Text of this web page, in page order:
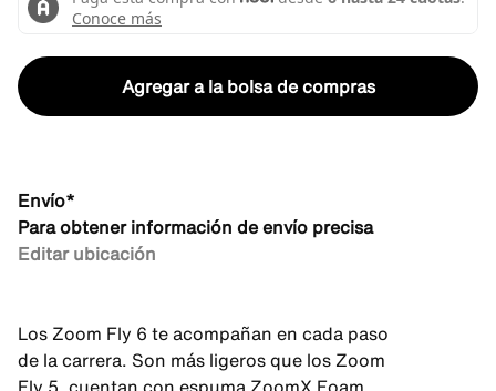
Agregar a la bolsa de compras
Envío*
Para obtener información de envío precisa
Editar ubicación
Los Zoom Fly 6 te acompañan en cada paso
de la carrera. Son más ligeros que los Zoom